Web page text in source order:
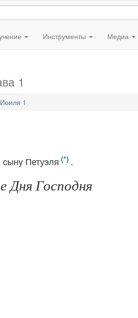
Инструменты Медиа
1
1
Петуэля .
Дня Господня